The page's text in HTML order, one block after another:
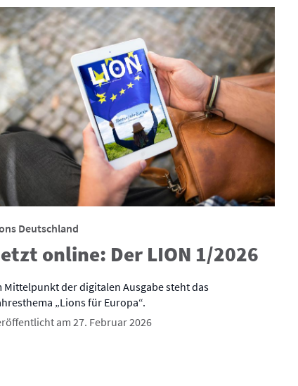
Deutschland
online: Der LION 1/2026
Mittelpunkt der digitalen Ausgabe steht das
„Lions für Europa“.
am 27. Februar 2026